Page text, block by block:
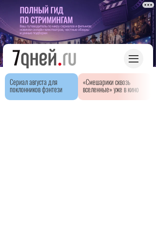
Сериал августа для
поклонников фэнтези
«Смешарики сквозь
вселенные» уже в кино